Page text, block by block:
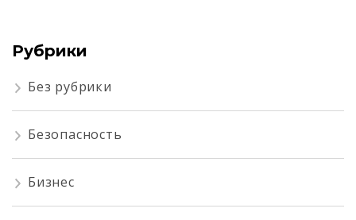
Рубрики
Без рубрики
Безопасность
Бизнес